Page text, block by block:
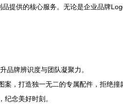
提供的核心服务。无论是企业品牌
品牌辨识度与团队凝聚力。
，打造独一无二的专属配件，拒绝撞
念美好时刻。